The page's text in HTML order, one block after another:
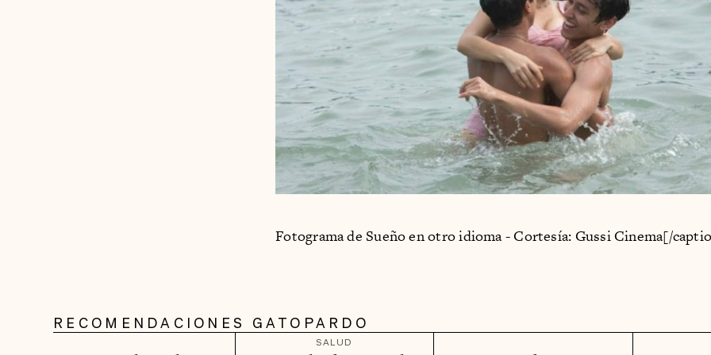
Fotograma de Sueño en otro idioma - Cortesía: Gussi Cinema[/
RECOMENDACIONES GATOPARDO
SALUD